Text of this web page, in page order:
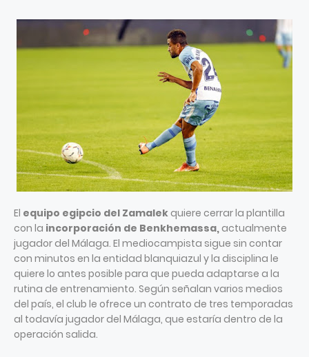
El equipo egipcio del Zamalek quiere cerrar la plantilla
con la incorporación de Benkhemassa, actualmente
jugador del Málaga. El mediocampista sigue sin contar
con minutos en la entidad blanquiazul y la disciplina le
quiere lo antes posible para que pueda adaptarse a la
rutina de entrenamiento. Según señalan varios medios
del país, el club le ofrece un contrato de tres temporadas
al todavía jugador del Málaga, que estaría dentro de la
operación salida.